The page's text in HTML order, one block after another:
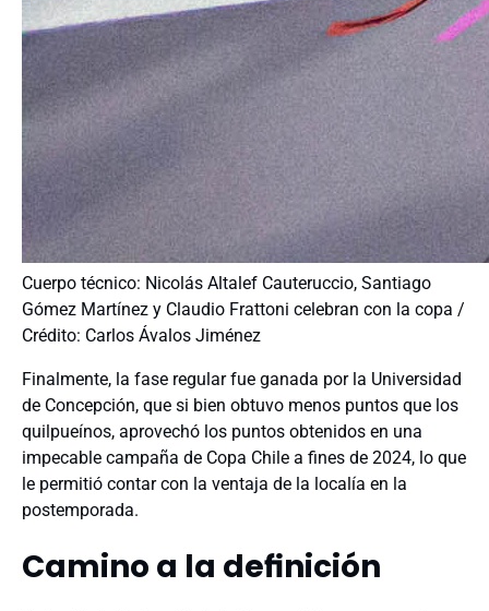
Cuerpo técnico: Nicolás Altalef Cauteruccio, Santiago
Gómez Martínez y Claudio Frattoni celebran con la copa /
Crédito: Carlos Ávalos Jiménez
Finalmente, la fase regular fue ganada por la Universidad
de Concepción, que si bien obtuvo menos puntos que los
quilpueínos, aprovechó los puntos obtenidos en una
impecable campaña de Copa Chile a fines de 2024, lo que
le permitió contar con la ventaja de la localía en la
postemporada.
Camino a la definición